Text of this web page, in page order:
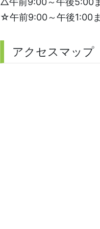
☆午前9:00～午後1:00
アクセスマップ